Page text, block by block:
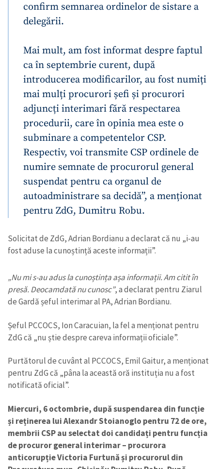
confirm semnarea ordinelor de sistare a
delegării.
Mai mult, am fost informat despre faptul
ca în septembrie curent, după
introducerea modificarilor, au fost numiți
mai mulți procurori șefi și procurori
adjuncți interimari fără respectarea
procedurii, care în opinia mea este o
subminare a competentelor CSP.
Respectiv, voi transmite CSP ordinele de
numire semnate de procurorul general
suspendat pentru ca organul de
autoadministrare sa decidă”, a menționat
pentru ZdG, Dumitru Robu.
Solicitat de ZdG, Adrian Bordianu a declarat că nu „i-au
fost aduse la cunoștință aceste informații”.
„Nu mi s-au adus la cunoștința așa informații. Am citit în
presă. Deocamdată nu cunosc”, a declarat pentru Ziarul
de Gardă șeful interimar al PA, Adrian Bordianu.
Șeful PCCOCS, Ion Caracuian, la fel a menționat pentru
ZdG că „nu știe despre careva informații oficiale”.
Purtătorul de cuvânt al PCCOCS, Emil Gaitur, a menționat
pentru ZdG că „pâna la această oră instituția nu a fost
notificată oficial”.
Miercuri, 6 octombrie, după suspendarea din funcție
și reținerea lui Alexandr Stoianoglo pentru 72 de ore,
membrii CSP au selectat doi candidați pentru funcția
de procuror general interimar – procurora
anticorupție Victoria Furtună și procurorul din